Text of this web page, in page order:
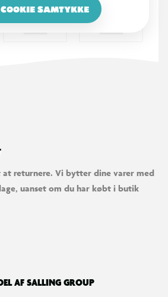
SAMTYKKE
at returnere. Vi bytter dine varer med
uanset om du har købt i butik
AF SALLING GROUP